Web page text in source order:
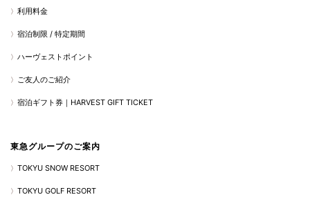
利用料金
宿泊制限 / 特定期間
ハーヴェストポイント
ご友人のご紹介
宿泊ギフト券｜HARVEST GIFT TICKET
東急グループのご案内
TOKYU SNOW RESORT
TOKYU GOLF RESORT